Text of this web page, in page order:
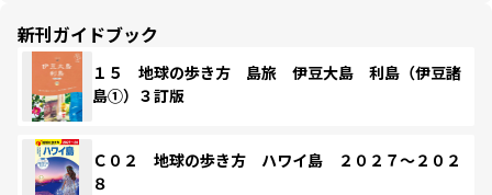
新刊ガイドブック
１５ 地球の歩き方 島旅 伊豆大島 利島（伊豆諸
島①）３訂版
Ｃ０２ 地球の歩き方 ハワイ島 ２０２７～２０２
８